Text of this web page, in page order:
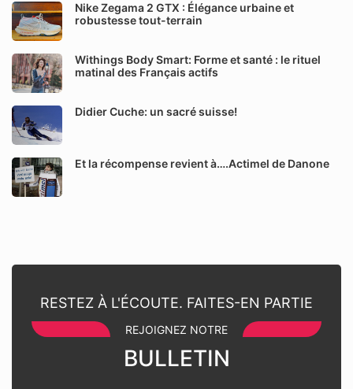
Nike Zegama 2 GTX : Élégance urbaine et
robustesse tout-terrain
Withings Body Smart: Forme et santé : le rituel
matinal des Français actifs
Didier Cuche: un sacré suisse!
Et la récompense revient à….Actimel de Danone
RESTEZ À L'ÉCOUTE. FAITES-EN PARTIE
REJOIGNEZ NOTRE
BULLETIN